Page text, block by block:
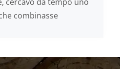
combinasse